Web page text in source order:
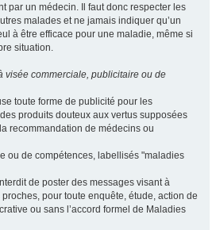
par un médecin. Il faut donc respecter les
malades et ne jamais indiquer qu’un
à être efficace pour une maladie, même si
situation.
visée commerciale, publicitaire ou de
toute forme de publicité pour les
produits douteux aux vertus supposées
recommandation de médecins ou
ou de compétences, labellisés "maladies
de poster des messages visant à
pour toute enquête, étude, action de
ou sans l’accord formel de Maladies